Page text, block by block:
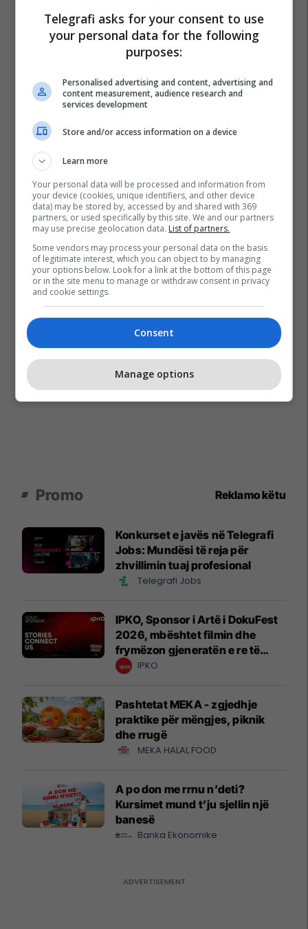
Charles Bukowski Fadil Bajraj
Promo Reklamo këtu
Konkurset e javës në Telegrafi
Jobs: Mundësi të reja për
zhvillimin tuaj profesional
Telegrafi Jobs
IPKO, Sponsor i Artë i DokuFest
2026, mbështet filmin dhe
frymëzon gjeneratën e re të
krijuesve
IPKO
Pashtetat MEKA - zgjedhje
praktike për mëngjes, piknik
dhe rrugë
MEKA HALAL FOOD
A po don me rrnu n’deti?
Kursimet mund t’ju sjellin një
banesë
Banka Ekonomike
Telegrafi asks for your consent to use
your personal data for the following
purposes:
Personalised advertising and content, advertising and
content measurement, audience research and
services development
Store and/or access information on a device
Learn more
Your personal data will be processed and information from
your device (cookies, unique identifiers, and other device
data) may be stored by, accessed by and shared with 369
partners, or used specifically by this site. We and our partners
may use precise geolocation data. List of partners.
Some vendors may process your personal data on the basis
of legitimate interest, which you can object to by managing
your options below. Look for a link at the bottom of this page
or in the site menu to manage or withdraw consent in privacy
and cookie settings.
Consent
Manage options